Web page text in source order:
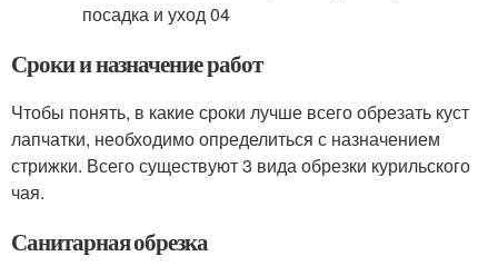
Сроки и назначение работ
Чтобы понять, в какие сроки лучше всего обрезать куст
лапчатки, необходимо определиться с назначением
стрижки. Всего существуют 3 вида обрезки курильского
чая.
Санитарная обрезка